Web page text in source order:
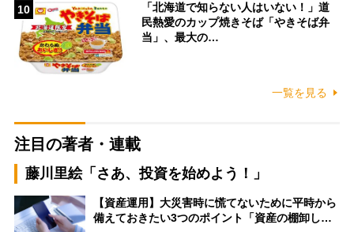
10
「北海道で知らない人はいない！」道
民熱愛のカップ焼きそば「やきそば弁
当」、最大の…
一覧を見る
注目の著者・連載
藤川里絵「さあ、投資を始めよう！」
【資産運用】大災害時に慌てないために平時から
備えておきたい3つのポイント「資産の棚卸し…